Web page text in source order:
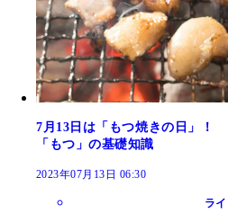
7月13日は「もつ焼きの日」！
「もつ」の基礎知識
2023年07月13日 06:30
ラ